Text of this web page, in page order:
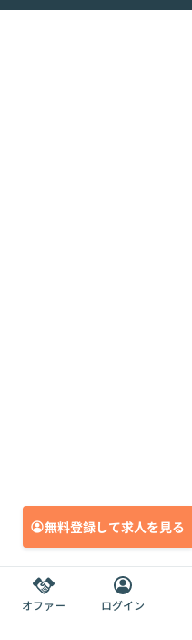
ベントで
無料登録して求人を見る
オファー ログイン